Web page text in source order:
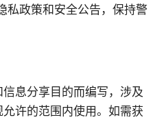
私政策和安全公告，保持警
息分享目的而编写，涉及
许的范围内使用。如需获